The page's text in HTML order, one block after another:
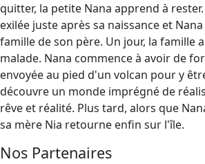
quitter, la petite Nana apprend à
exilée juste après sa naissance et
famille de son père. Un jour, la famille
malade. Nana commence à avoir de
envoyée au pied d'un volcan pour y
découvre un monde imprégné de
rêve et réalité. Plus tard, alors que
sa mère Nia retourne enfin sur l'île.
Nos Partenaires